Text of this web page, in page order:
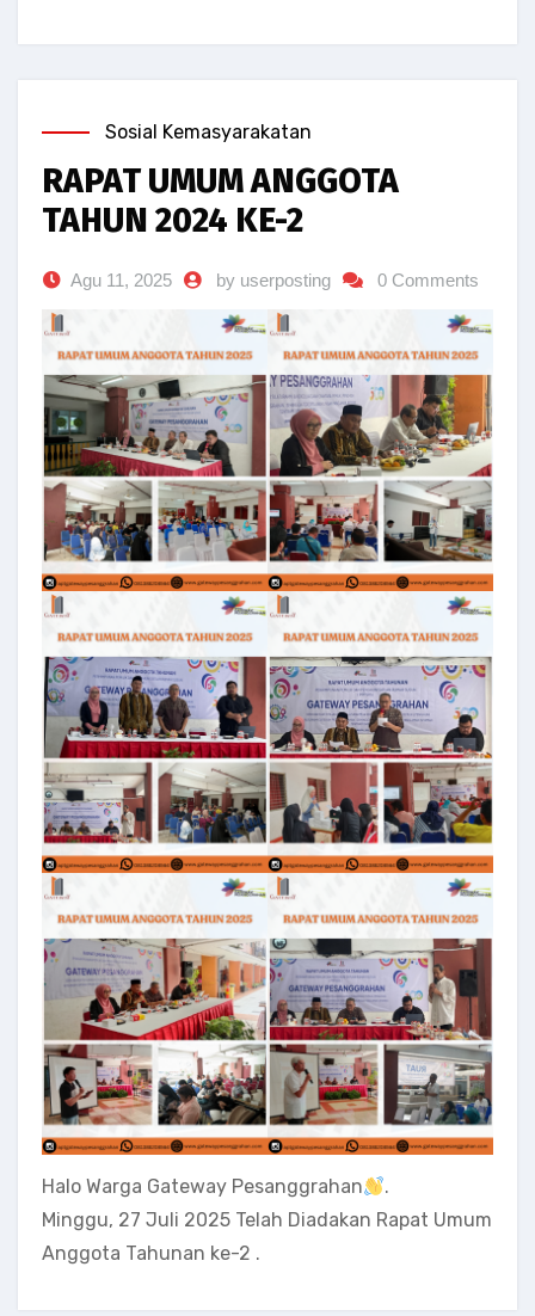
Sosial Kemasyarakatan
RAPAT UMUM ANGGOTA
TAHUN 2024 KE-2
Agu 11, 2025 by userposting 0 Comments
Halo Warga Gateway Pesanggrahan
.
Minggu, 27 Juli 2025 Telah Diadakan Rapat Umum
Anggota Tahunan ke-2 .